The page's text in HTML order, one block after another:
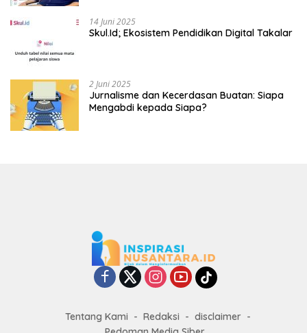
14 Juni 2025
Skul.Id; Ekosistem Pendidikan Digital Takalar
2 Juni 2025
Jurnalisme dan Kecerdasan Buatan: Siapa
Mengabdi kepada Siapa?
Tentang Kami Redaksi
disclaimer